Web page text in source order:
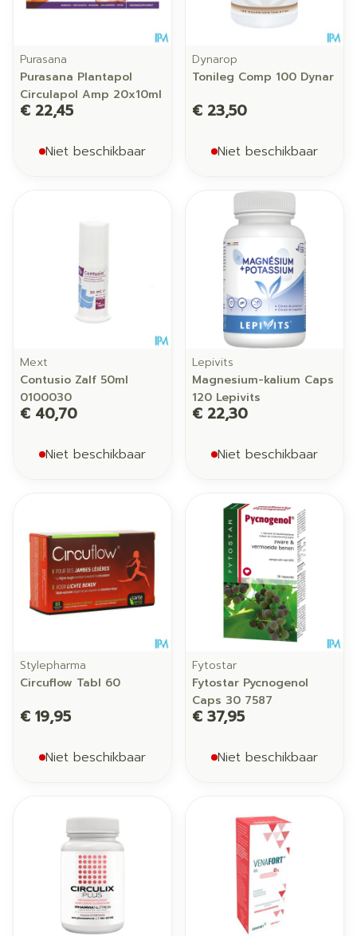
Purasana
Purasana Plantapol
Circulapol Amp 20x10ml
€ 22,45
Niet beschikbaar
Dynarop
Tonileg Comp 100 Dynar
€ 23,50
Niet beschikbaar
Mext
Contusio Zalf 50ml
0100030
€ 40,70
Niet beschikbaar
Lepivits
Magnesium-kalium Caps
120 Lepivits
€ 22,30
Niet beschikbaar
Stylepharma
Circuflow Tabl 60
€ 19,95
Niet beschikbaar
Fytostar
Fytostar Pycnogenol
Caps 30 7587
€ 37,95
Niet beschikbaar